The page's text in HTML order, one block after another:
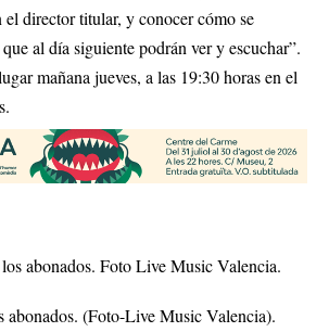
el director titular, y conocer cómo se
al día siguiente podrán ver y escuchar”.
mañana jueves, a las 19:30 horas en el
abonados. (Foto-Live Music Valencia).